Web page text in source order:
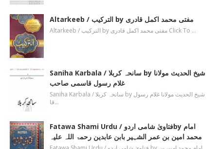
Altarkeeb / الترکیب by مفتی محمد اکمل قادری
Altarkeeb / الترکیب by مفتی محمد اکمل قادری Click To …
Saniha Karbala / سانحہ کربلا by شیخ الحدیث مولانا
غلام رسول قاسمی صاحب
Saniha Karbala / سانحہ کربلا by شیخ الحدیث مولانا غلام رسول
قا…
Fatawa Shami Urdu / فتاویٰ شامی اردوby امام
محمد امین بن عمر الشہیر بابن عابدین رحمۃ اللہ علیہ